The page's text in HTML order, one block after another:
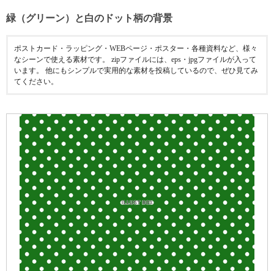
緑（グリーン）と白のドット柄の背景
ポストカード・ラッピング・WEBページ・ポスター・各種資料など、様々
なシーンで使える素材です。 zipファイルには、eps・jpgファイルが入って
います。 他にもシンプルで実用的な素材を投稿しているので、ぜひ見てみ
てください。